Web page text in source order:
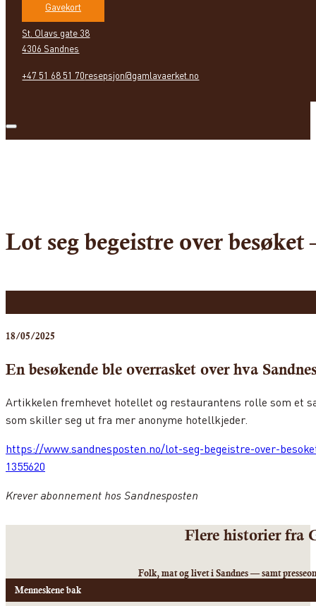
Gavekort
St. Olavs gate 38
4306 Sandnes
+47 51 68 51 70resepsjon@gamlavaerket.no
Lot seg begeistre over
18/05/2025
En besøkende ble overrasket over hva
Artikkelen fremhevet hotellet og restaurantens rolle som et
som skiller seg ut fra mer anonyme hotellkjeder.
https://www.sandnesposten.no/lot-seg-begeistre-over-
1355620
Krever abonnement hos Sandnesposten
Flere historier fra
Folk, mat og livet i Sandnes — samt
Menneskene bak